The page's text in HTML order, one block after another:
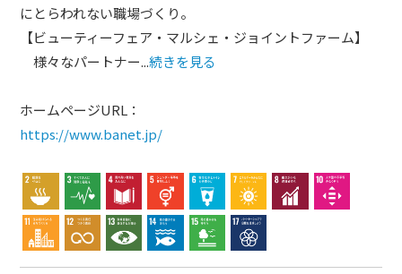
にとらわれない職場づくり。
【ビューティーフェア・マルシェ・ジョイントファーム】
様々なパートナー...続きを見る
ホームページURL：
https://www.banet.jp/